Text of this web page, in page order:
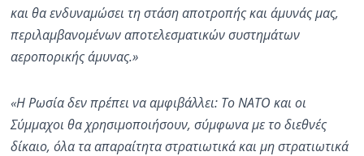
και θα ενδυναμώσει τη στάση αποτροπής και άμυνάς μας,
περιλαμβανομένων αποτελεσματικών συστημάτων
αεροπορικής άμυνας.»
«Η Ρωσία δεν πρέπει να αμφιβάλλει: Το ΝΑΤΟ και οι
Σύμμαχοι θα χρησιμοποιήσουν, σύμφωνα με το διεθνές
δίκαιο, όλα τα απαραίτητα στρατιωτικά και μη στρατιωτικά